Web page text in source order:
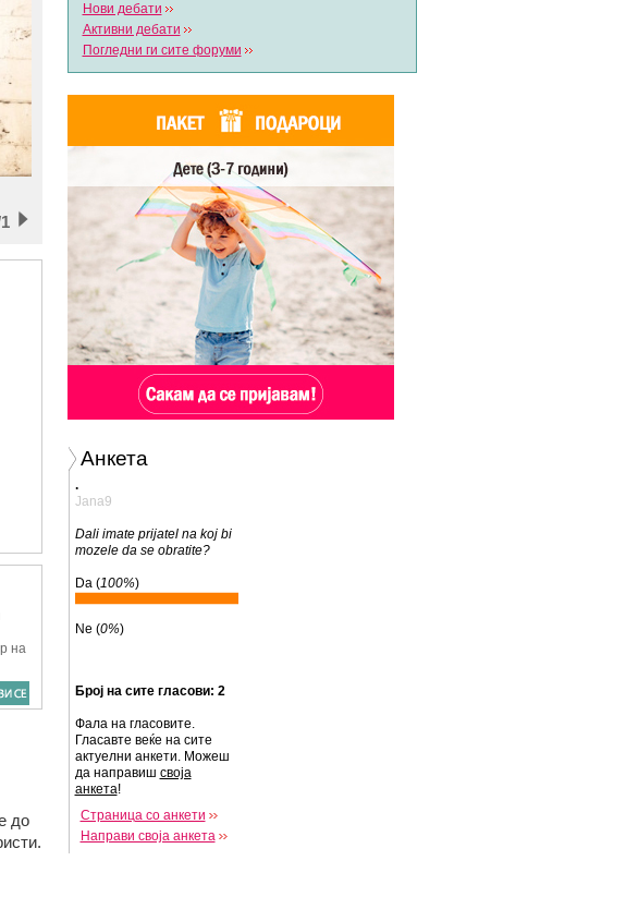
до
Нови дебати
Активни дебати
Погледни ги сите форуми
Анкета
.
Jana9
Dali imate prijatel na koj bi
mozele da se obratite?
Da (100%)
Ne (0%)
Број на сите гласови: 2
Фала на гласовите.
Гласавте веќе на сите
актуелни анкети. Можеш
да направиш своја
анкета!
Страница со анкети
Направи своја анкета